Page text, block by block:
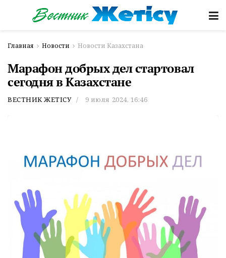
Главная Новости Новости Казахстана
Марафон добрых дел стартовал
сегодня в Казахстане
ВЕСТНИК ЖЕТІСУ 9 июля 2024, 16:46